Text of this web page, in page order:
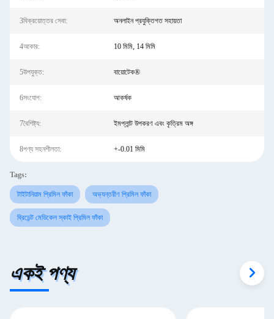
3বিক্রয়োত্তর সেবা: অনলাইন প্রযুক্তিগত সহায়তা
4আকার: 10 মিমি, 14 মিমি
5উপযুক্ত: বায়োটেক®
6সংযোগ: আকর্ষক
7বৈশিষ্ট্য: ইমপ্লান্ট উপকরণ এবং কৃত্রিম অঙ্গ
8পণ্য সহনশীলতা: +-0.01 মিমি
Tags:
টাইটানিয়াম প্রিমিল ফাঁকা অভ্যন্তরীণ প্রিমিল ফাঁকা
ব্রিডেন্ট মেডিকেল স্কাই প্রিমিল ফাঁকা
একই পণ্য